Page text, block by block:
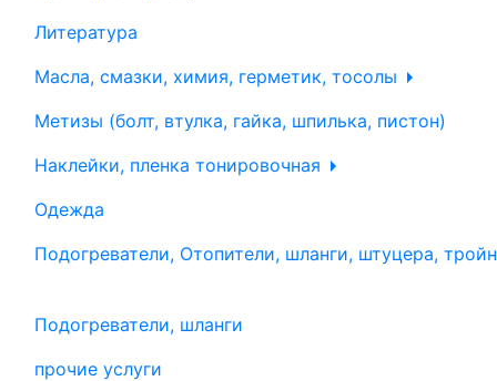
Литература
Масла, смазки, химия, герметик, тосолы
Метизы (болт, втулка, гайка, шпилька, пистон)
Наклейки, пленка тонировочная
Одежда
Подогреватели, Отопители, шланги, штуцера,
Подогреватели, шланги
прочие услуги